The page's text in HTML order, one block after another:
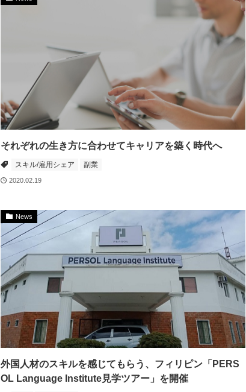
それぞれの生き方に合わせてキャリアを築く時代へ
スキル/雇用シェア 副業
2020.02.19
News
外国人材のスキルを感じてもらう、フィリピン「PERS
OL Language Institute見学ツアー」を開催